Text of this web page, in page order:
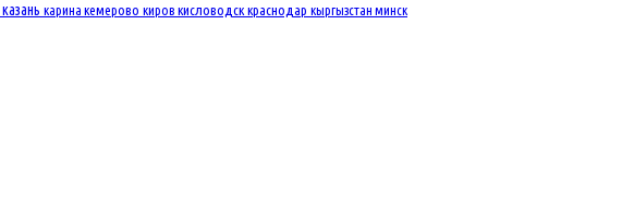
казань карина кемерово киров кисловодск краснодар кыргызстан минск